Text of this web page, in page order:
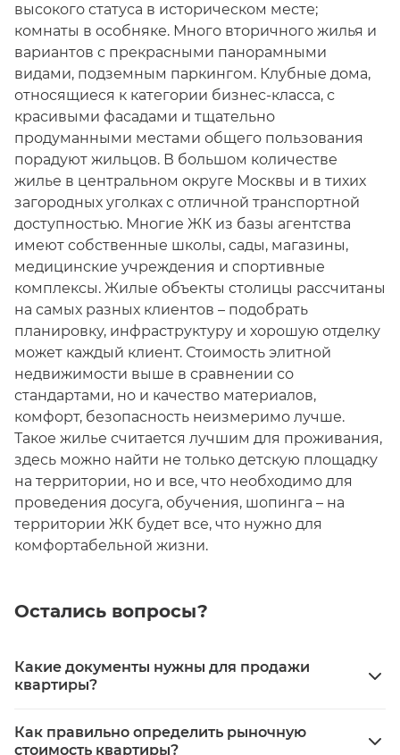
высокого статуса в историческом месте;
комнаты в особняке. Много вторичного жилья и
вариантов с прекрасными панорамными
видами, подземным паркингом. Клубные дома,
относящиеся к категории бизнес-класса, с
красивыми фасадами и тщательно
продуманными местами общего пользования
порадуют жильцов. В большом количестве
жилье в центральном округе Москвы и в тихих
загородных уголках с отличной транспортной
доступностью. Многие ЖК из базы агентства
имеют собственные школы, сады, магазины,
медицинские учреждения и спортивные
комплексы. Жилые объекты столицы рассчитаны
на самых разных клиентов – подобрать
планировку, инфраструктуру и хорошую отделку
может каждый клиент. Стоимость элитной
недвижимости выше в сравнении со
стандартами, но и качество материалов,
комфорт, безопасность неизмеримо лучше.
Такое жилье считается лучшим для проживания,
здесь можно найти не только детскую площадку
на территории, но и все, что необходимо для
проведения досуга, обучения, шопинга – на
территории ЖК будет все, что нужно для
комфортабельной жизни.
Остались вопросы?
Какие документы нужны для продажи
квартиры?
ЕГРН, паспорт, техпаспорт, справка о
Как правильно определить рыночную
стоимость квартиры?